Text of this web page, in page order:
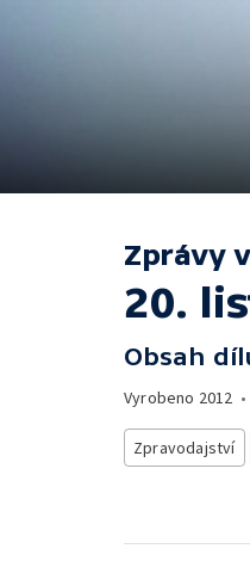
Zprávy
20.
Obsah
Vyrobeno 2012 •
Zpravodajství